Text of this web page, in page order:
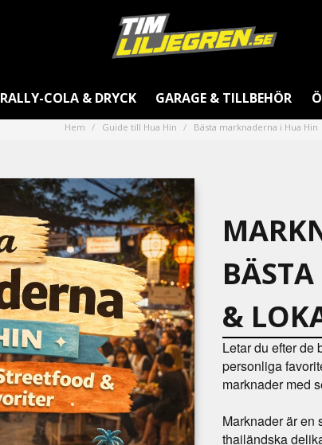
RALLY-COLA & DRYCK GARAGE & TILLBEHÖR
Hem Guide till Hua Hin Bästa marknaderna i Hua Hin
&
Letar du efter de
personliga
marknader med
Marknader är en
thailändska